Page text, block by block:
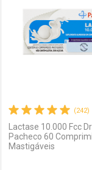
(242)
Lactase 10.000 Fcc
Pacheco 60
Mastigáveis